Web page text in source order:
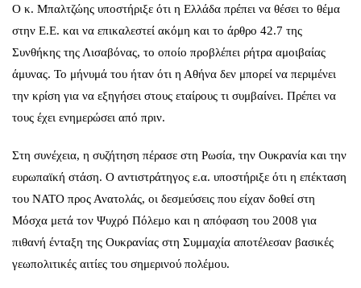
Ο κ. Μπαλτζώης υποστήριξε ότι η Ελλάδα πρέπει να θέσει το θέμα
στην Ε.Ε. και να επικαλεστεί ακόμη και το άρθρο 42.7 της
Συνθήκης της Λισαβόνας, το οποίο προβλέπει ρήτρα αμοιβαίας
άμυνας. Το μήνυμά του ήταν ότι η Αθήνα δεν μπορεί να περιμένει
την κρίση για να εξηγήσει στους εταίρους τι συμβαίνει. Πρέπει να
τους έχει ενημερώσει από πριν.
Στη συνέχεια, η συζήτηση πέρασε στη Ρωσία, την Ουκρανία και την
ευρωπαϊκή στάση. Ο αντιστράτηγος ε.α. υποστήριξε ότι η επέκταση
του ΝΑΤΟ προς Ανατολάς, οι δεσμεύσεις που είχαν δοθεί στη
Μόσχα μετά τον Ψυχρό Πόλεμο και η απόφαση του 2008 για
πιθανή ένταξη της Ουκρανίας στη Συμμαχία αποτέλεσαν βασικές
γεωπολιτικές αιτίες του σημερινού πολέμου.